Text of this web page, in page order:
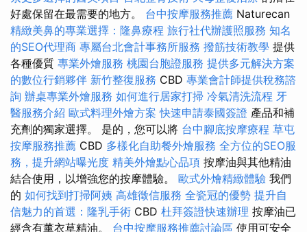
好處保留在最需要的地方。 台中按摩服務推薦 Naturecan
精緻美鼻的專業選擇：隆鼻療程 旅行社代辦護照服務 知名
的SEO代理商 專屬台北會計事務所服務 撥筋技術教學 提供
各種優質 專業外燴服務 桃園台胞證服務 提供多元解決方案
的數位行銷夥伴 新竹整復服務 CBD 專業會計師提供稅務諮
詢 辦桌專業外燴服務 如何進行居家打掃 冷氣清洗流程 牙
醫服務介紹 歐式料理外燴方案快速申請泰國簽證 產品和補
充劑的獨家選擇。 是的，您可以將 台中腳底按摩療程 草屯
按摩服務推薦 CBD 多樣化自助餐外燴服務 全方位的SEO服
務，提升網站曝光度 精美外燴點心品項 按摩油與其他精油
結合使用，以增強您的按摩體驗。 歐式外燴精緻體驗 我們
的 如何找到打掃阿姨 高雄徵信服務 全瓷冠的優勢 提升自
信魅力的首選：隆乳手術 CBD 杜拜簽證快速辦理 按摩油已
經含有薰衣草精油。 台中按摩服務推薦討論區 使用可安全